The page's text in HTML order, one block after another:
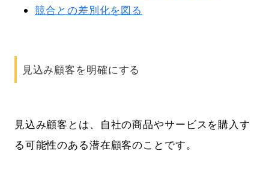
競合との差別化を図る
見込み顧客を明確にする
見込み顧客とは、自社の商品やサービスを購入す
る可能性のある潜在顧客のことです。